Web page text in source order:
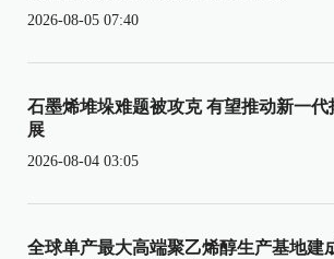
2026-08-05 07:40
石墨烯堆垛难题被攻克 有望推动新一
展
2026-08-04 03:05
全球单产最大高端聚乙烯醇生产基地建